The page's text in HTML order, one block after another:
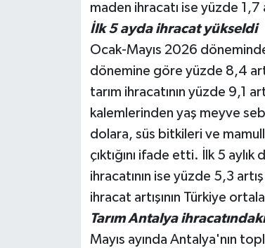
maden ihracatı ise yüzde
İlk 5 ayda ihracat yükseldi
Ocak-Mayıs 2026
dönemine göre yüzde 8,4
tarım ihracatının yüzde 9,1
kalemlerinden yaş meyve
dolara, süs bitkileri ve
çıktığını ifade etti. İlk 5
ihracatının ise yüzde 5,3
ihracat artışının Türkiye
Tarım Antalya
Mayıs ayında Antalya'nın